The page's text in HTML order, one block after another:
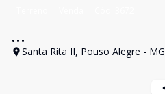
...
Santa Rita II, Pouso Alegre - MG